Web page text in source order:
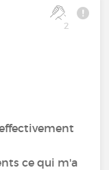
2
ce qui m'a